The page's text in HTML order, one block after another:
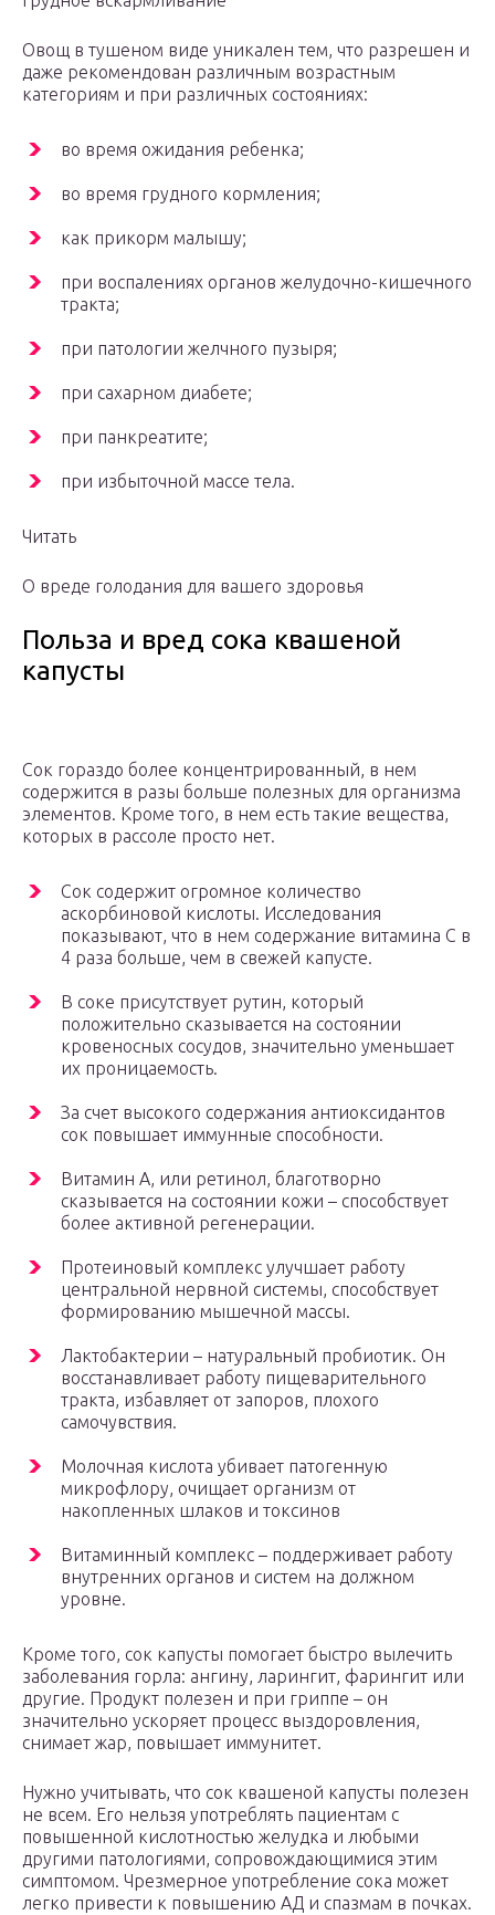
Овощ в тушеном виде уникален тем, что разрешен и
даже рекомендован различным возрастным
категориям и при различных состояниях:
во время ожидания ребенка;
во время грудного кормления;
как прикорм малышу;
при воспалениях органов желудочно-кишечного
тракта;
при патологии желчного пузыря;
при сахарном диабете;
при панкреатите;
при избыточной массе тела.
Читать
О вреде голодания для вашего здоровья
Польза и вред сока квашеной
капусты
Сок гораздо более концентрированный, в нем
содержится в разы больше полезных для организма
элементов. Кроме того, в нем есть такие вещества,
которых в рассоле просто нет.
Сок содержит огромное количество
аскорбиновой кислоты. Исследования
показывают, что в нем содержание витамина С в
4 раза больше, чем в свежей капусте.
В соке присутствует рутин, который
положительно сказывается на состоянии
кровеносных сосудов, значительно уменьшает
их проницаемость.
За счет высокого содержания антиоксидантов
сок повышает иммунные способности.
Витамин А, или ретинол, благотворно
сказывается на состоянии кожи – способствует
более активной регенерации.
Протеиновый комплекс улучшает работу
центральной нервной системы, способствует
формированию мышечной массы.
Лактобактерии – натуральный пробиотик. Он
восстанавливает работу пищеварительного
тракта, избавляет от запоров, плохого
самочувствия.
Молочная кислота убивает патогенную
микрофлору, очищает организм от
накопленных шлаков и токсинов
Витаминный комплекс – поддерживает работу
внутренних органов и систем на должном
уровне.
Кроме того, сок капусты помогает быстро вылечить
заболевания горла: ангину, ларингит, фарингит или
другие. Продукт полезен и при гриппе – он
значительно ускоряет процесс выздоровления,
снимает жар, повышает иммунитет.
Нужно учитывать, что сок квашеной капусты полезен
не всем. Его нельзя употреблять пациентам с
повышенной кислотностью желудка и любыми
другими патологиями, сопровождающимися этим
симптомом. Чрезмерное употребление сока может
легко привести к повышению АД и спазмам в почках.